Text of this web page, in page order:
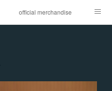
official merchandise